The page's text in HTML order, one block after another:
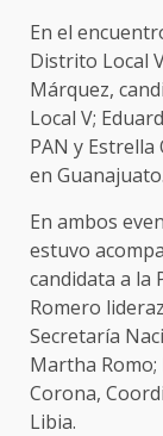
En el
Distrito Local
Márquez,
Local V;
PAN y
en Guanajuato.
En ambos
estuvo
candidata a la
Romero
Secretaría
Martha Romo;
Corona,
Libia.